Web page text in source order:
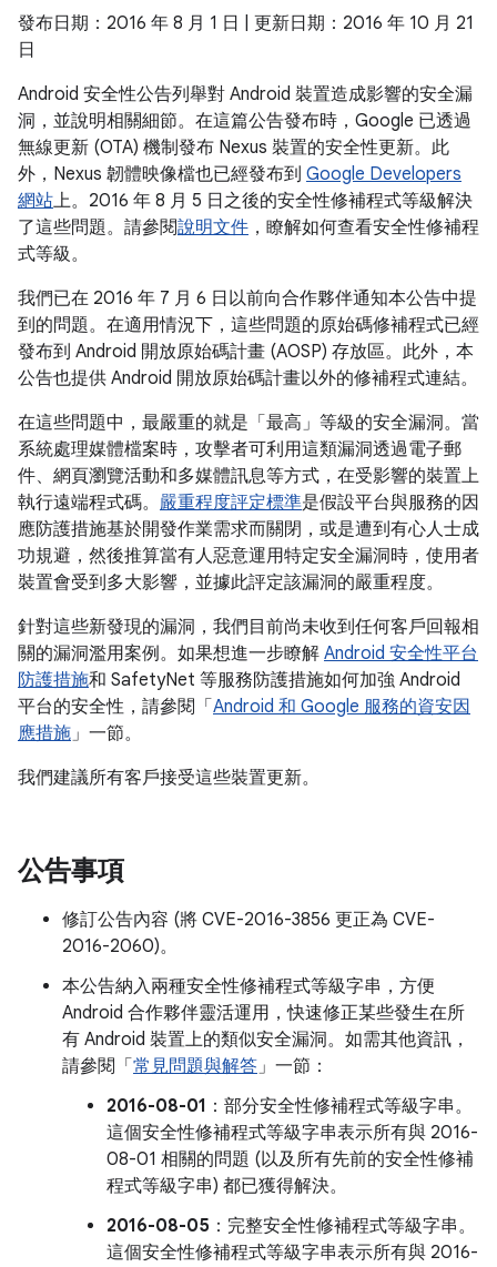
發布日期：2016 年 8 月 1 日 | 更新日期：2016 年 10 月 21
日
Android 安全性公告列舉對 Android 裝置造成影響的安全漏
洞，並說明相關細節。在這篇公告發布時，Google 已透過
無線更新 (OTA) 機制發布 Nexus 裝置的安全性更新。此
外，Nexus 韌體映像檔也已經發布到 Google Developers
網站上。2016 年 8 月 5 日之後的安全性修補程式等級解決
了這些問題。請參閱說明文件 ，瞭解如何查看安全性修補程
式等級。
我們已在 2016 年 7 月 6 日以前向合作夥伴通知本公告中提
到的問題。在適用情況下，這些問題的原始碼修補程式已經
發布到 Android 開放原始碼計畫 (AOSP) 存放區。此外，本
公告也提供 Android 開放原始碼計畫以外的修補程式連結。
在這些問題中，最嚴重的就是「最高」等級的安全漏洞。當
系統處理媒體檔案時，攻擊者可利用這類漏洞透過電子郵
件、網頁瀏覽活動和多媒體訊息等方式，在受影響的裝置上
執行遠端程式碼。 嚴重程度評定標準是假設平台與服務的因
應防護措施基於開發作業需求而關閉，或是遭到有心人士成
功規避，然後推算當有人惡意運用特定安全漏洞時，使用者
裝置會受到多大影響，並據此評定該漏洞的嚴重程度。
針對這些新發現的漏洞，我們目前尚未收到任何客戶回報相
關的漏洞濫用案例。如果想進一步瞭解 Android 安全性平台
防護措施和 SafetyNet 等服務防護措施如何加強 Android
平台的安全性，請參閱「 Android 和 Google 服務的資安因
應措施」一節。
我們建議所有客戶接受這些裝置更新。
公告事項
修訂公告內容 (將 CVE-2016-3856 更正為 CVE-
2016-2060)。
本公告納入兩種安全性修補程式等級字串，方便
Android 合作夥伴靈活運用，快速修正某些發生在所
有 Android 裝置上的類似安全漏洞。如需其他資訊，
請參閱「 常見問題與解答」一節：
2016-08-01 ：部分安全性修補程式等級字串。
這個安全性修補程式等級字串表示所有與 2016-
08-01 相關的問題 (以及所有先前的安全性修補
程式等級字串) 都已獲得解決。
2016-08-05 ：完整安全性修補程式等級字串。
這個安全性修補程式等級字串表示所有與 2016-